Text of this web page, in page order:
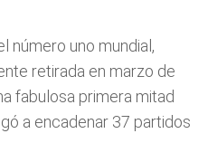
número uno mundial,
retirada en marzo de
fabulosa primera mitad
a encadenar 37 partidos